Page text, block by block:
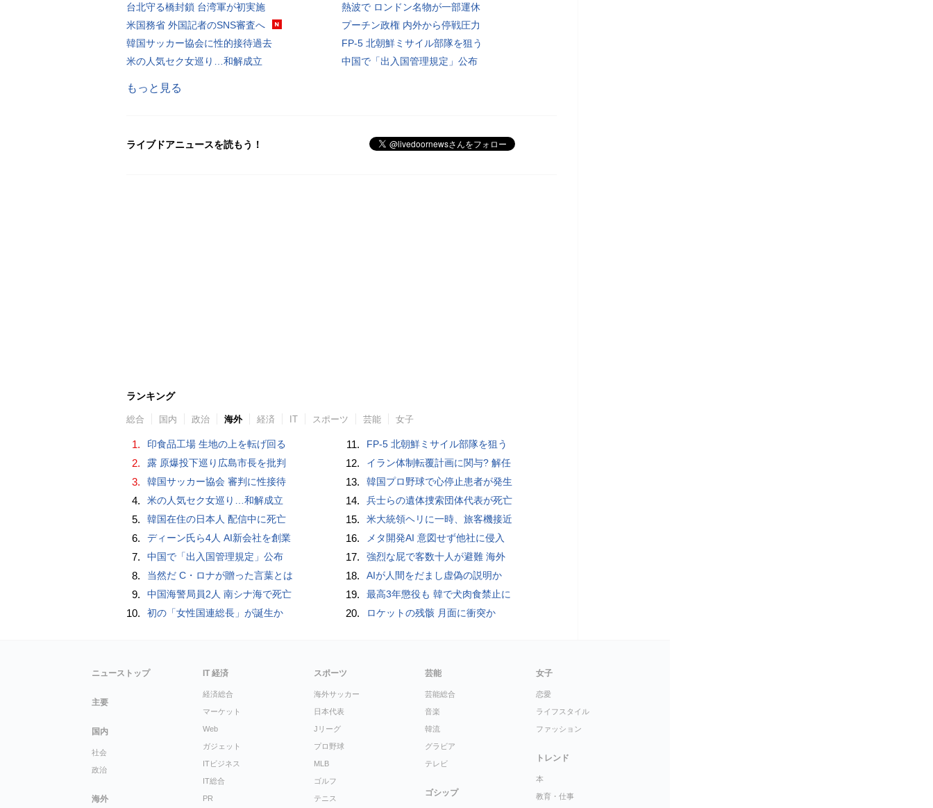
台北守る橋封鎖 台湾軍が初実施
米国務省 外国記者のSNS審査へ
韓国サッカー協会に性的接待過去
米の人気セク女巡り…和解成立
熱波で ロンドン名物が一部運休
プーチン政権 内外から停戦圧力
FP-5 北朝鮮ミサイル部隊を狙う
中国で「出入国管理規定」公布
もっと見る
ライブドアニュースを読もう！
ランキング
総合 国内 政治 海外 経済 IT スポーツ 芸能 女子
1. 印食品工場 生地の上を転げ回る
2. 露 原爆投下巡り広島市長を批判
3. 韓国サッカー協会 審判に性接待
4. 米の人気セク女巡り…和解成立
5. 韓国在住の日本人 配信中に死亡
6. ディーン氏ら4人 AI新会社を創業
7. 中国で「出入国管理規定」公布
8. 当然だ C・ロナが贈った言葉とは
9. 中国海警局員2人 南シナ海で死亡
10. 初の「女性国連総長」が誕生か
11. FP-5 北朝鮮ミサイル部隊を狙う
12. イラン体制転覆計画に関与? 解任
13. 韓国プロ野球で心停止患者が発生
14. 兵士らの遺体捜索団体代表が死亡
15. 米大統領ヘリに一時、旅客機接近
16. メタ開発AI 意図せず他社に侵入
17. 強烈な屁で客数十人が避難 海外
18. AIが人間をだまし虚偽の説明か
19. 最高3年懲役も 韓で犬肉食禁止に
20. ロケットの残骸 月面に衝突か
ニューストップ
主要
国内
社会
政治
海外
IT 経済
経済総合
マーケット
Web
ガジェット
ITビジネス
IT総合
PR
スポーツ
海外サッカー
日本代表
Jリーグ
プロ野球
MLB
ゴルフ
テニス
芸能
芸能総合
音楽
韓流
グラビア
テレビ
ゴシップ
女子
恋愛
ライフスタイル
ファッション
トレンド
本
教育・仕事